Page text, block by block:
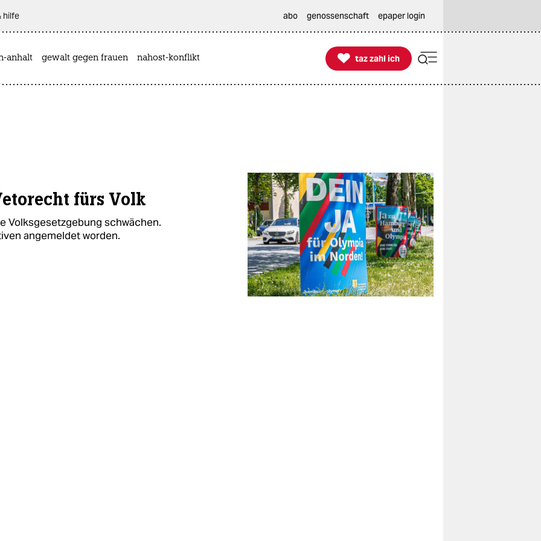
hilfe abo genossenschaft epaper login
anhalt gewalt gegen frauen nahost-konflikt 
taz zahl ich
taz zahl ich
fürs Volk
Volksgesetzgebung schwächen.
angemeldet worden.